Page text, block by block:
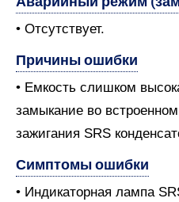
• Отсутствует.
Причины ошибки
• Емкость слишком
замыкание во
зажигания SRS
Симптомы ошибки
• Индикаторная лампа